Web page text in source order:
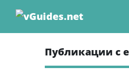
content
Публикации с